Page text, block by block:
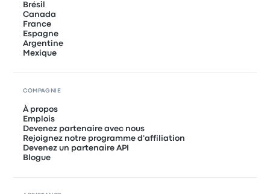
Brésil
Canada
France
Espagne
Argentine
Mexique
COMPAGNIE
À propos
Emplois
Devenez partenaire avec nous
Rejoignez notre programme d'affiliation
Devenez un partenaire API
Blogue